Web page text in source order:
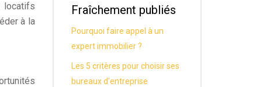
locatifs
à la
Fraîchement publiés
Pourquoi faire appel à un
expert immobilier ?
Les 5 critères pour choisir ses
bureaux d’entreprise